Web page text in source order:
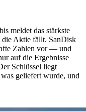
meldet das stärkste
Aktie fällt. SanDisk
Zahlen vor — und
auf die Ergebnisse
Schlüssel liegt
geliefert wurde, und